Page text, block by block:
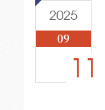
2025
09
11